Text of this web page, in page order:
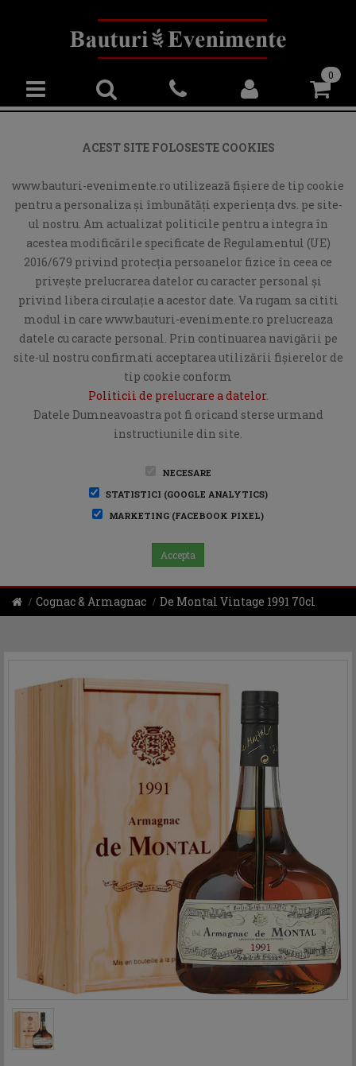
0
ACEST SITE FOLOSESTE COOKIES
www.bauturi-evenimente.ro utilizează fişiere de tip cookie
pentru a personaliza și îmbunătăți experiența dvs. pe site-
ul nostru. Am actualizat politicile pentru a integra în
acestea modificările specificate de Regulamentul (UE)
2016/679 privind protecția persoanelor fizice în ceea ce
privește prelucrarea datelor cu caracter personal și
privind libera circulație a acestor date. Va rugam sa cititi
modul in care www.bauturi-evenimente.ro prelucreaza
datele cu caracte personal. Prin continuarea navigării pe
site-ul nostru confirmati acceptarea utilizării fişierelor de
tip cookie conform
Politicii de prelucrare a datelor.
Datele Dumneavoastra pot fi oricand sterse urmand
instructiunile din site.
NECESARE
STATISTICI (GOOGLE ANALYTICS)
MARKETING (FACEBOOK PIXEL)
Accepta
Cognac & Armagnac De Montal Vintage 1991 70cl